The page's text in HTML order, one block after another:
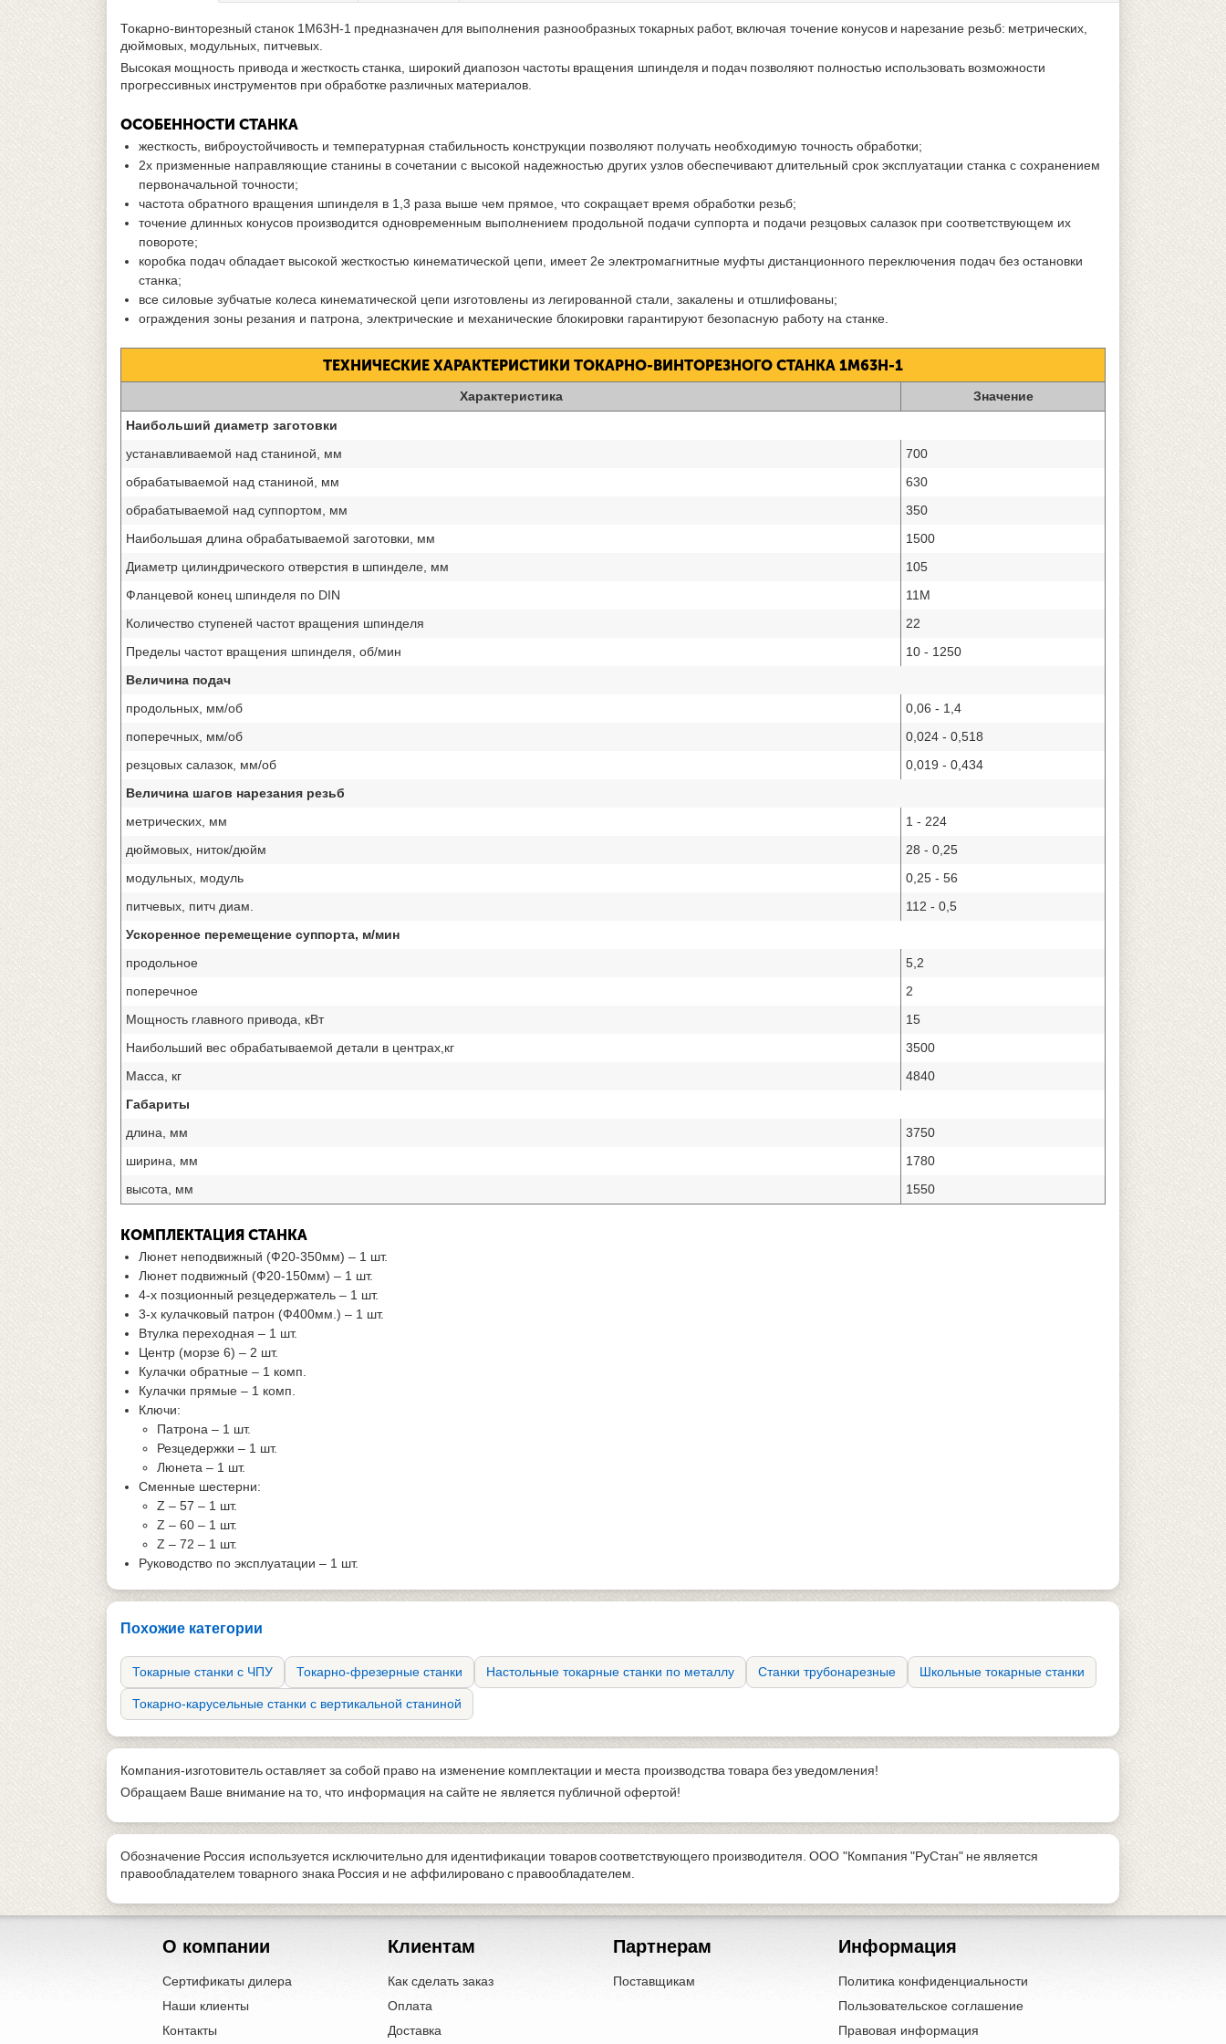
Токарно-винторезный станок 1М63Н-1 предназначен для выполнения разнообразных токарных работ, включая точение конусов и нарезание резьб: метрических,
дюймовых, модульных, питчевых.
Высокая мощность привода и жесткость станка, широкий диапозон частоты вращения шпинделя и подач позволяют полностью использовать возможности
прогрессивных инструментов при обработке различных материалов.
ОСОБЕННОСТИ СТАНКА
жесткость, виброустойчивость и температурная стабильность конструкции позволяют получать необходимую точность обработки;
2х призменные направляющие станины в сочетании с высокой надежностью других узлов обеспечивают длительный срок эксплуатации станка с сохранением
первоначальной точности;
частота обратного вращения шпинделя в 1,3 раза выше чем прямое, что сокращает время обработки резьб;
точение длинных конусов производится одновременным выполнением продольной подачи суппорта и подачи резцовых салазок при соответствующем их
повороте;
коробка подач обладает высокой жесткостью кинематической цепи, имеет 2е электромагнитные муфты дистанционного переключения подач без остановки
станка;
все силовые зубчатые колеса кинематической цепи изготовлены из легированной стали, закалены и отшлифованы;
ограждения зоны резания и патрона, электрические и механические блокировки гарантируют безопасную работу на станке.
ТЕХНИЧЕСКИЕ ХАРАКТЕРИСТИКИ ТОКАРНО-ВИНТОРЕЗНОГО СТАНКА 1М63Н-1
Характеристика
Значение
Наибольший диаметр заготовки
устанавливаемой над станиной, мм
700
обрабатываемой над станиной, мм
630
обрабатываемой над суппортом, мм
350
Наибольшая длина обрабатываемой заготовки, мм
1500
Диаметр цилиндрического отверстия в шпинделе, мм
105
Фланцевой конец шпинделя по DIN
11М
Количество ступеней частот вращения шпинделя
22
Пределы частот вращения шпинделя, об/мин
10 - 1250
Величина подач
продольных, мм/об
0,06 - 1,4
поперечных, мм/об
0,024 - 0,518
резцовых салазок, мм/об
0,019 - 0,434
Величина шагов нарезания резьб
метрических, мм
1 - 224
дюймовых, ниток/дюйм
28 - 0,25
модульных, модуль
0,25 - 56
питчевых, питч диам.
112 - 0,5
Ускоренное перемещение суппорта, м/мин
продольное
5,2
поперечное
2
Мощность главного привода, кВт
15
Наибольший вес обрабатываемой детали в центрах,кг
3500
Масса, кг
4840
Габариты
длина, мм
3750
ширина, мм
1780
высота, мм
1550
КОМПЛЕКТАЦИЯ СТАНКА
Люнет неподвижный (Ф20-350мм) – 1 шт.
Люнет подвижный (Ф20-150мм) – 1 шт.
4-х позционный резцедержатель – 1 шт.
3-х кулачковый патрон (Ф400мм.) – 1 шт.
Втулка переходная – 1 шт.
Центр (морзе 6) – 2 шт.
Кулачки обратные – 1 комп.
Кулачки прямые – 1 комп.
Ключи:
Патрона – 1 шт.
Резцедержки – 1 шт.
Люнета – 1 шт.
Сменные шестерни:
Z – 57 – 1 шт.
Z – 60 – 1 шт.
Z – 72 – 1 шт.
Руководство по эксплуатации – 1 шт.
Похожие категории
Токарные станки с ЧПУ Токарно-фрезерные станки Настольные токарные станки по металлу Станки трубонарезные Школьные токарные станки
Токарно-карусельные станки с вертикальной станиной
Компания-изготовитель оставляет за собой право на изменение комплектации и места производства товара без уведомления!
Обращаем Ваше внимание на то, что информация на сайте не является публичной офертой!
Обозначение Россия используется исключительно для идентификации товаров соответствующего производителя. ООО "Компания "РуСтан" не является
правообладателем товарного знака Россия и не аффилировано с правообладателем.
О компании
Сертификаты дилера
Наши клиенты
Контакты
Клиентам
Как сделать заказ
Оплата
Доставка
Партнерам
Поставщикам
Информация
Политика конфиденциальности
Пользовательское соглашение
Правовая информация